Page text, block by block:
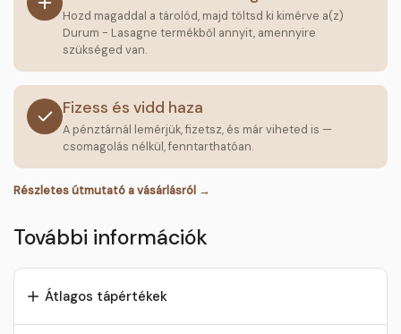
Hozd magaddal a tárolód, majd töltsd ki kimérve a(z)
Durum - Lasagne termékből annyit, amennyire
szükséged van.
Fizess és vidd haza
A pénztárnál lemérjük, fizetsz, és már viheted is —
csomagolás nélkül, fenntarthatóan.
Részletes útmutató a vásárlásról →
További információk
Átlagos tápértékek